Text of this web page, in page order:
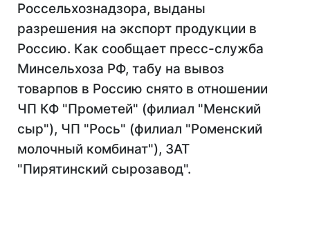
Россельхознадзора, выданы
разрешения на экспорт продукции в
Россию. Как сообщает пресс-служба
Минсельхоза РФ, табу на вывоз
товарпов в Россию снято в отношении
ЧП КФ "Прометей" (филиал "Менский
сыр"), ЧП "Рось" (филиал "Роменский
молочный комбинат"), ЗАТ
"Пирятинский сырозавод".